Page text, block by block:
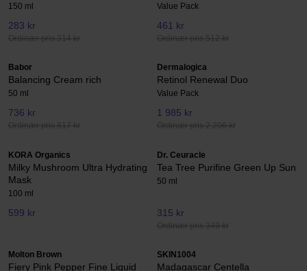
150 ml
283 kr
Ordinær pris 314 kr
Value Pack
461 kr
Ordinær pris 512 kr
Babor
Balancing Cream rich
50 ml
736 kr
Ordinær pris 817 kr
Dermalogica
Retinol Renewal Duo
Value Pack
1 985 kr
Ordinær pris 2 206 kr
KORA Organics
Milky Mushroom Ultra Hydrating
Mask
100 ml
599 kr
Dr. Ceuracle
Tea Tree Purifine Green Up Sun
50 ml
315 kr
Ordinær pris 349 kr
Molton Brown
Fiery Pink Pepper Fine Liquid
SKIN1004
Madagascar Centella